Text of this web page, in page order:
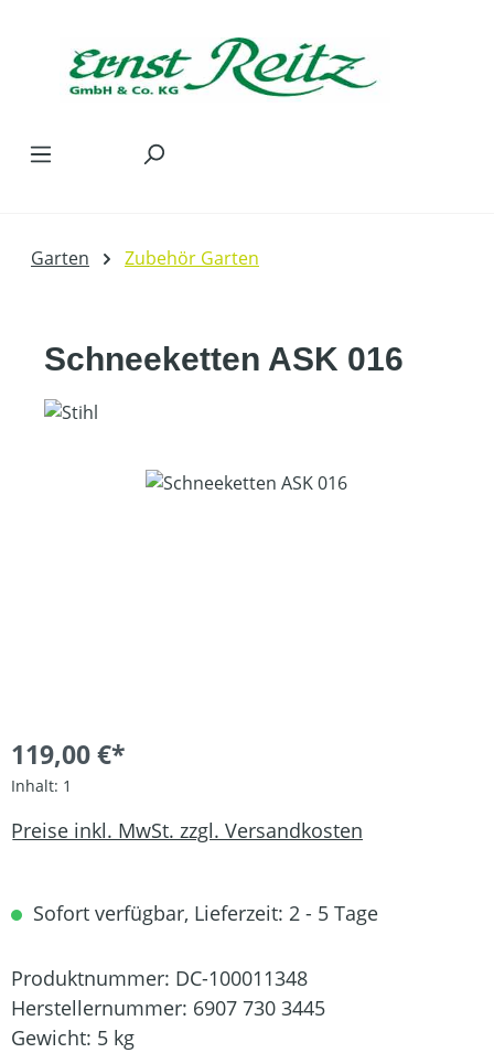
Garten Zubehör Garten
Schneeketten ASK 016
Bildergalerie überspringen
119,00 €*
Inhalt: 1
Preise inkl. MwSt. zzgl. Versandkosten
Sofort verfügbar, Lieferzeit: 2 - 5 Tage
Produktnummer: DC-100011348
Herstellernummer: 6907 730 3445
Gewicht: 5 kg